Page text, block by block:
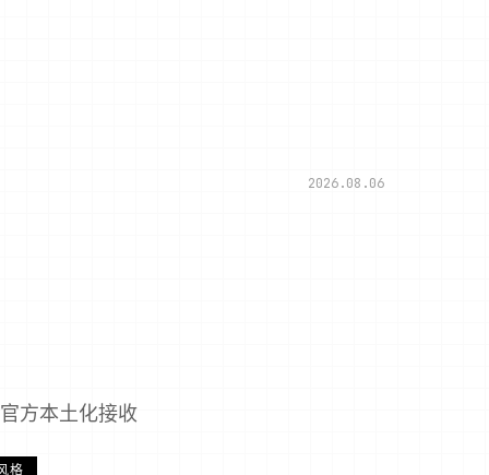
2026.08.06
方本土化接收
格